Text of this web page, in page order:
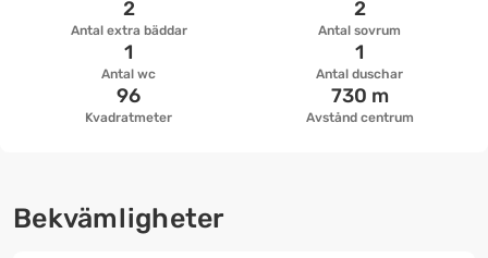
Antal extra bäddar
2
Antal sovrum
2
Antal wc
1
Antal duschar
1
Kvadratmeter
96
Avstånd centrum
730 m
Bekvämligheter